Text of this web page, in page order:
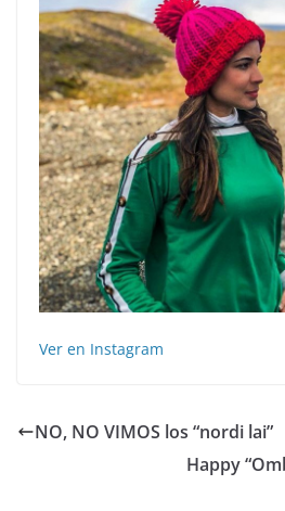
Ver en Instagram
NO, NO VIMOS los “nordi lai”
Happy